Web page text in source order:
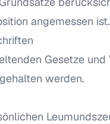
angemessen ist.
Gesetze
werden.